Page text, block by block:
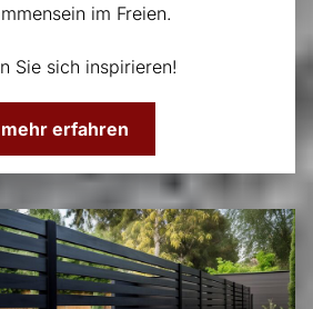
im Freien.
Sie sich inspirieren!
mehr erfahren